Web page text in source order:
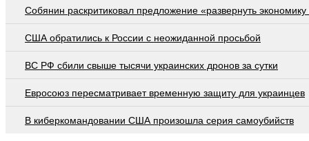
Собянин раскритиковал предложение «развернуть
США обратились к России с неожиданной просьбой
ВС РФ сбили свыше тысячи украинских дронов за сутки
Евросоюз пересматривает временную защиту для украинцев
В киберкомандовании США произошла серия самоубийств